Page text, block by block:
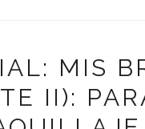
MIS
II):